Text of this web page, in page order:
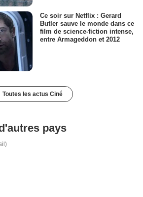
Ce soir sur Netflix : Gerard
Butler sauve le monde dans ce
film de science-fiction intense,
entre Armageddon et 2012
Toutes les actus Ciné
pays